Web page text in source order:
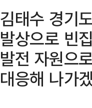
김태수 경기
발상으로 빈
발전 자원으
대응해 나가